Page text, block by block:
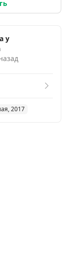
у
2017